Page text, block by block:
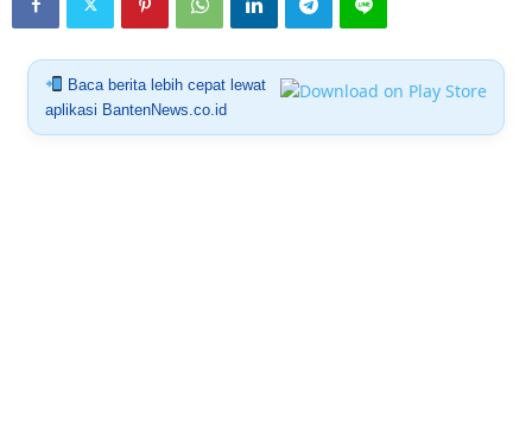
Baca berita lebih cepat lewat
aplikasi BantenNews.co.id